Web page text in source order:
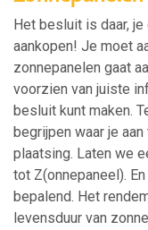
Het besluit is daar,
aankopen! Je moet
zonnepanelen gaat
voorzien van juiste
besluit kunt maken.
begrijpen waar je
plaatsing. Laten we
tot Z(onnepaneel).
bepalend. Het
levensduur van